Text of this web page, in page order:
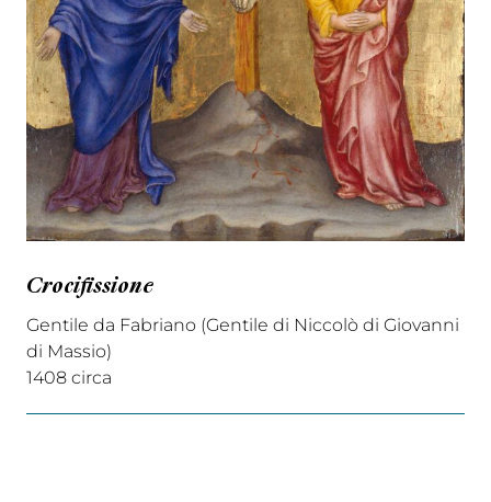
Crocifissione
Gentile da Fabriano (Gentile di Niccolò di Giovanni
di Massio)
1408 circa